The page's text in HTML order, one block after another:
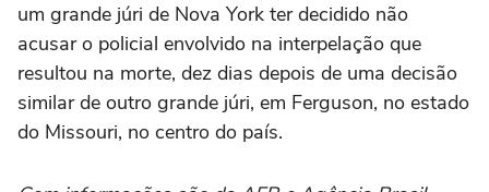
um grande júri de Nova York ter decidido não
acusar o policial envolvido na interpelação que
resultou na morte, dez dias depois de uma decisão
similar de outro grande júri, em Ferguson, no estado
do Missouri, no centro do país.